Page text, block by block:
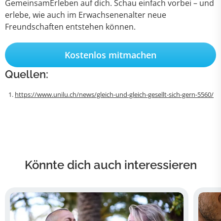
GemeinsamErleben auf dich. Schau einfach vorbei – und
erlebe, wie auch im Erwachsenenalter neue
Freundschaften entstehen können.
Kostenlos mitmachen
Quellen:
https://www.unilu.ch/news/gleich-und-gleich-gesellt-sich-gern-5560/
Könnte dich auch interessieren